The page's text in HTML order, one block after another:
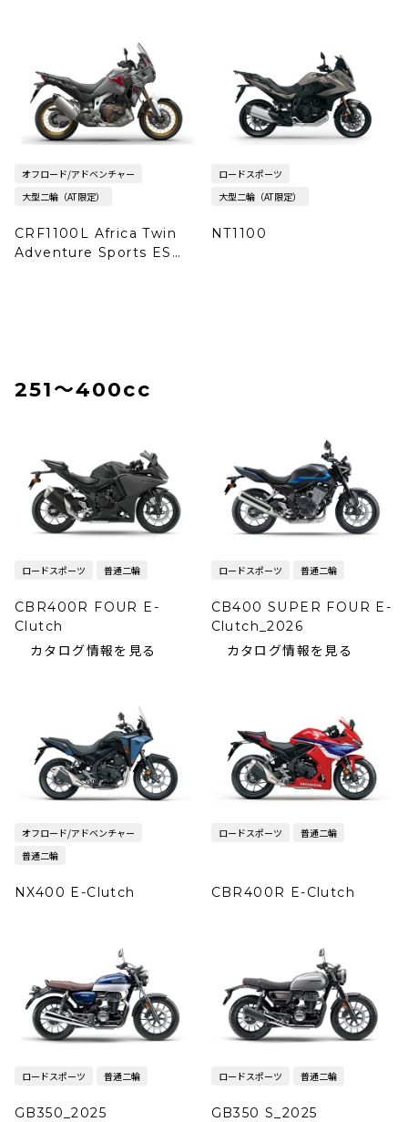
オフロード/アドベンチャー
大型二輪（AT限定）
CRF1100L Africa Twin
Adventure Sports ES
ロードスポーツ
大型二輪（AT限定）
NT1100
251〜400cc
ロードスポーツ 普通二輪
CBR400R FOUR E-
Clutch
カタログ情報を見る
ロードスポーツ 普通二輪
CB400 SUPER FOUR E-
Clutch_2026
カタログ情報を見る
オフロード/アドベンチャー
普通二輪
NX400 E-Clutch
ロードスポーツ 普通二輪
CBR400R E-Clutch
ロードスポーツ 普通二輪
GB350_2025
ロードスポーツ 普通二輪
GB350 S_2025